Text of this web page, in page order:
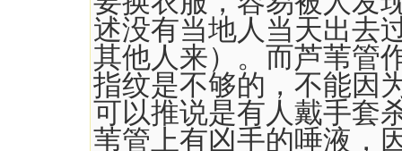
述没有当地人当天出去
其他人来）。而芦苇管
指纹是不够的，不能因
可以推说是有人戴手套
苇管上有凶手的唾液，